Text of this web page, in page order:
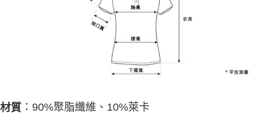
材質 ： 90%聚脂纖維、10%萊卡